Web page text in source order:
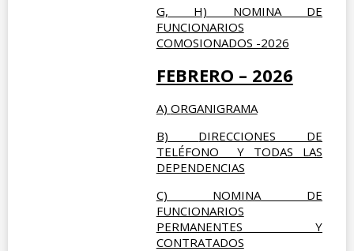
G, H) NOMINA DE
FUNCIONARIOS
COMOSIONADOS -2026
FEBRERO – 2026
A) ORGANIGRAMA
B) DIRECCIONES DE
TELÉFONO Y TODAS LAS
DEPENDENCIAS
C) NOMINA DE
FUNCIONARIOS
PERMANENTES Y
CONTRATADOS